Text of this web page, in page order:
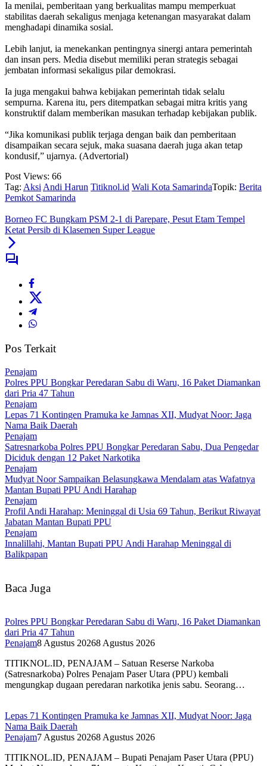
‎Ia menilai, pemberitaan yang berkualitas mampu memperkuat
stabilitas daerah sekaligus menjaga ketenangan masyarakat dalam
menghadapi dinamika sosial.
‎Lebih lanjut, ia menekankan pentingnya sinergi antara pemerintah
dan insan pers. Media disebut memiliki peran strategis sebagai
jembatan informasi sekaligus pilar demokrasi.
‎Ia juga mengakui bahwa kebijakan pemerintah tidak selalu
sempurna. Karena itu, pers ditempatkan sebagai mitra kritis yang
konstruktif dalam memberikan masukan terhadap kebijakan publik.
‎“Jika komunikasi publik terjaga dengan baik dan pemberitaan
disampaikan secara sejuk, maka suasana daerah juga akan tetap
kondusif,” ujarnya. (Advertorial)
Post Views: 66
Tag: Aksi Andi Harun Titiknol.id Wali Kota SamarindaTopik: Berita
Pemkot Samarinda
Borneo FC Bungkam PSM 2-1 di Parepare, Pesut Etam Tempel
Ketat Persib di Klasemen Super League
Pos Terkait
Penajam
Polres PPU Bongkar Peredaran Sabu di Waru, 16 Paket Diamankan
dari Pria 47 Tahun
Penajam
Lepas 71 Kontingen Pramuka ke Jamnas XII, Mudyat Noor: Jaga
Nama Baik Daerah
Penajam
Satresnarkoba Polres PPU Bongkar Peredaran Sabu, Dua Pengedar
Diciduk dengan 12 Paket Narkotika
Penajam
Mudyat Noor Sampaikan Belasungkawa Mendalam atas Wafatnya
Mantan Bupati PPU Andi Harahap
Penajam
Profil Andi Harahap: Meninggal di Usia 69 Tahun, Berikut Riwayat
Jabatan Mantan Bupati PPU
Penajam
Innalillahi, Mantan Bupati PPU Andi Harahap Meninggal di
Balikpapan
Baca Juga
Polres PPU Bongkar Peredaran Sabu di Waru, 16 Paket Diamankan
dari Pria 47 Tahun
Penajam8 Agustus 20268 Agustus 2026
TITIKNOL.ID, PENAJAM – Satuan Reserse Narkoba
(Satresnarkoba) Polres Penajam Paser Utara (PPU) kembali
mengungkap dugaan peredaran narkotika jenis sabu. Seorang…
Lepas 71 Kontingen Pramuka ke Jamnas XII, Mudyat Noor: Jaga
Nama Baik Daerah
Penajam7 Agustus 20268 Agustus 2026
TITIKNOL.ID, PENAJAM – Bupati Penajam Paser Utara (PPU)